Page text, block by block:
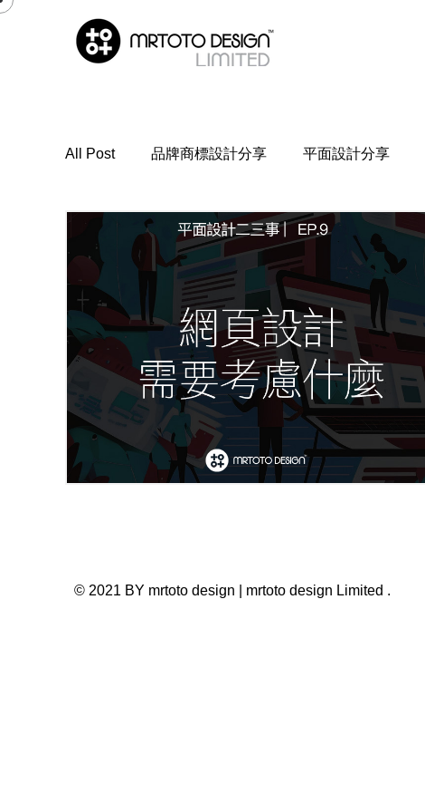
All Post 品牌商標設計分享 平面設計分享
© 2021 BY mrtoto design | mrtoto design Limited .